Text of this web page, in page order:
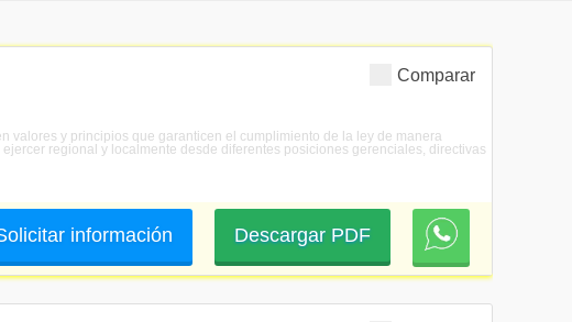
Comparar
valores y principios que garanticen el cumplimiento de la ley de manera
regional y localmente desde diferentes posiciones gerenciales, directivas
Descargar PDF
información